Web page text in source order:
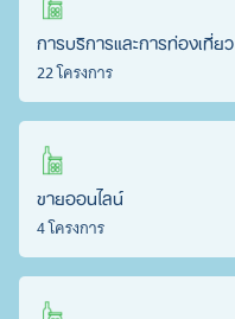
การบริการและการท่องเที่ยว
22 โครงการ
ขายออนไลน์
4 โครงการ